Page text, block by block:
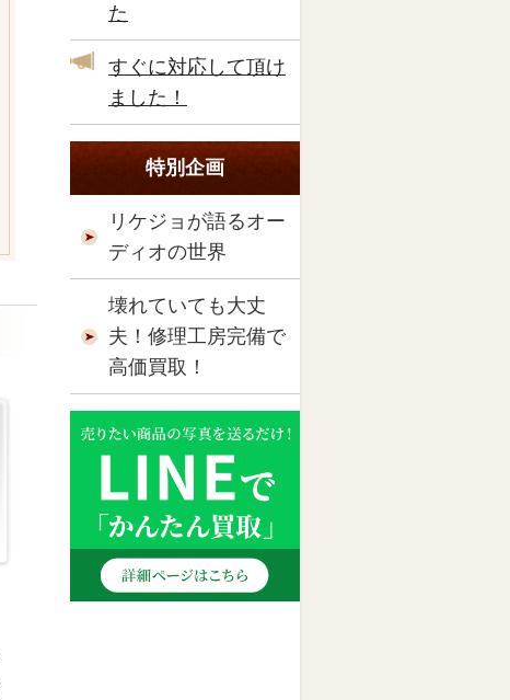
た
すぐに対応して頂け
ました！
特別企画
リケジョが語るオー
ディオの世界
壊れていても大丈
夫！修理工房完備で
高価買取！